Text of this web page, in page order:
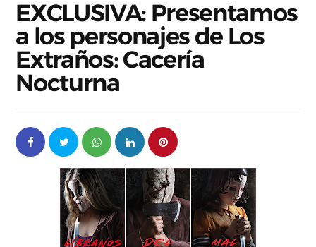
EXCLUSIVA: Presentamos
a los personajes de Los
Extraños: Cacería
Nocturna